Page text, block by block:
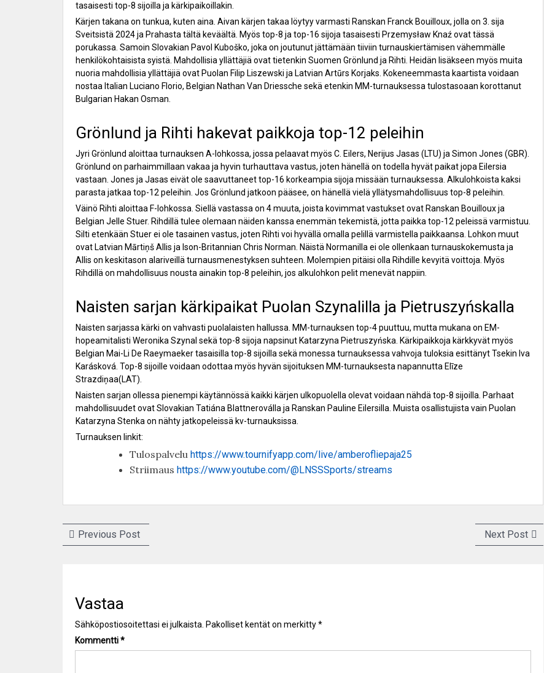
tasaisesti top-8 sijoilla ja kärkipaikoillakin.
Kärjen takana on tunkua, kuten aina. Aivan kärjen takaa löytyy varmasti Ranskan Franck Bouilloux, jolla on 3. sija
Sveitsistä 2024 ja Prahasta tältä keväältä. Myös top-8 ja top-16 sijoja tasaisesti Przemysław Knaź ovat tässä
porukassa. Samoin Slovakian Pavol Kuboško, joka on joutunut jättämään tiiviin turnauskiertämisen vähemmälle
henkilökohtaisista syistä. Mahdollisia yllättäjiä ovat tietenkin Suomen Grönlund ja Rihti. Heidän lisäkseen myös muita
nuoria mahdollisia yllättäjiä ovat Puolan Filip Liszewski ja Latvian Artūrs Korjaks. Kokeneemmasta kaartista voidaan
nostaa Italian Luciano Florio, Belgian Nathan Van Driessche sekä etenkin MM-turnauksessa tulostasoaan korottanut
Bulgarian Hakan Osman.
Grönlund ja Rihti hakevat paikkoja top-12 peleihin
Jyri Grönlund aloittaa turnauksen A-lohkossa, jossa pelaavat myös C. Eilers, Nerijus Jasas (LTU) ja Simon Jones (GBR).
Grönlund on parhaimmillaan vakaa ja hyvin turhauttava vastus, joten hänellä on todella hyvät paikat jopa Eilersia
vastaan. Jones ja Jasas eivät ole saavuttaneet top-16 korkeampia sijoja missään turnauksessa. Alkulohkoista kaksi
parasta jatkaa top-12 peleihin. Jos Grönlund jatkoon pääsee, on hänellä vielä yllätysmahdollisuus top-8 peleihin.
Väinö Rihti aloittaa F-lohkossa. Siellä vastassa on 4 muuta, joista kovimmat vastukset ovat Ranskan Bouilloux ja
Belgian Jelle Stuer. Rihdillä tulee olemaan näiden kanssa enemmän tekemistä, jotta paikka top-12 peleissä varmistuu.
Silti etenkään Stuer ei ole tasainen vastus, joten Rihti voi hyvällä omalla pelillä varmistella paikkaansa. Lohkon muut
ovat Latvian Mārtiņš Allis ja Ison-Britannian Chris Norman. Näistä Normanilla ei ole ollenkaan turnauskokemusta ja
Allis on keskitason alariveillä turnausmenestyksen suhteen. Molempien pitäisi olla Rihdille kevyitä voittoja. Myös
Rihdillä on mahdollisuus nousta ainakin top-8 peleihin, jos alkulohkon pelit menevät nappiin.
Naisten sarjan kärkipaikat Puolan Szynalilla ja Pietruszyńskalla
Naisten sarjassa kärki on vahvasti puolalaisten hallussa. MM-turnauksen top-4 puuttuu, mutta mukana on EM-
hopeamitalisti Weronika Szynal sekä top-8 sijoja napsinut Katarzyna Pietruszyńska. Kärkipaikkoja kärkkyvät myös
Belgian Mai-Li De Raeymaeker tasaisilla top-8 sijoilla sekä monessa turnauksessa vahvoja tuloksia esittänyt Tsekin Iva
Karásková. Top-8 sijoille voidaan odottaa myös hyvän sijoituksen MM-turnauksesta napannutta Elīze
Strazdiņaa(LAT).
Naisten sarjan ollessa pienempi käytännössä kaikki kärjen ulkopuolella olevat voidaan nähdä top-8 sijoilla. Parhaat
mahdollisuudet ovat Slovakian Tatiána Blattneroválla ja Ranskan Pauline Eilersilla. Muista osallistujista vain Puolan
Katarzyna Stenka on nähty jatkopeleissä kv-turnauksissa.
Turnauksen linkit:
Tulospalvelu https://www.tournifyapp.com/live/amberofliepaja25
Striimaus https://www.youtube.com/@LNSSSports/streams
Artikkelien
Previous PostPrevious
post:
Next PostNext
post:
Vastaa
Sähköpostiosoitettasi ei julkaista. Pakolliset kentät on merkitty*
Kommentti*